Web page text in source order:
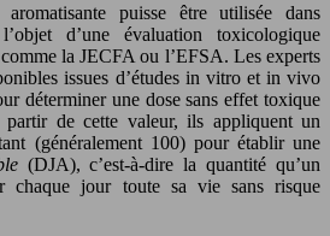
aromatisante puisse être utilisée dans
d’une évaluation toxicologique
la JECFA ou l’EFSA. Les experts
issues d’études in vitro et in vivo
déterminer une dose sans effet toxique
de cette valeur, ils appliquent un
(généralement 100) pour établir une
(DJA), c’est-à-dire la quantité qu’un
chaque jour toute sa vie sans risque